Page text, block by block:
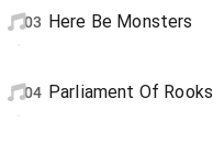
03 Here Be Monsters
04 Parliament Of Rooks